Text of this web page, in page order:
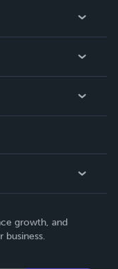
growth, and
business.